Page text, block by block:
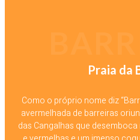
Praia da
Como o próprio nome diz
avermelhada de barreiras
das Cangalhas que